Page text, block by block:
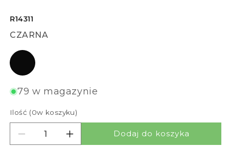
R14311
CZARNA
czarna
79 w magazynie
Ilość (0w koszyku)
Zmniejsz ilość dla CIEL 59
Zwiększ ilość dla CIEL 59
Dodaj do koszyka